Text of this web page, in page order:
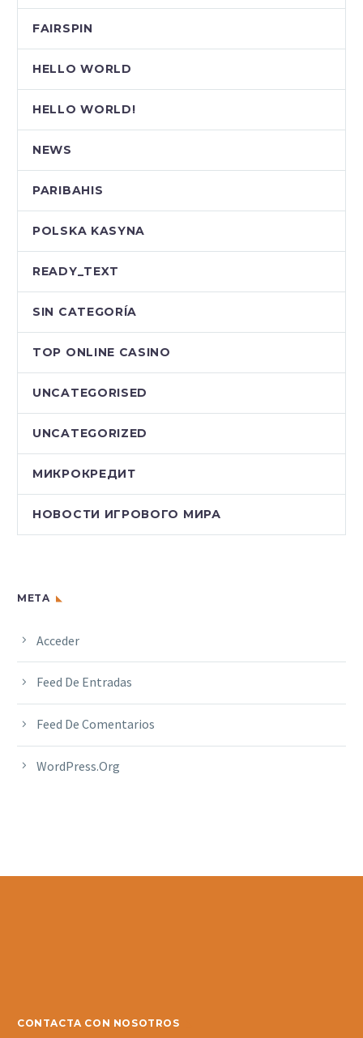
FAIRSPIN
HELLO WORLD
HELLO WORLD!
NEWS
PARIBAHIS
POLSKA KASYNA
READY_TEXT
SIN CATEGORÍA
TOP ONLINE CASINO
UNCATEGORISED
UNCATEGORIZED
МИКРОКРЕДИТ
НОВОСТИ ИГРОВОГО МИРА
META
Acceder
Feed De Entradas
Feed De Comentarios
WordPress.org
CONTACTA CON NOSOTROS